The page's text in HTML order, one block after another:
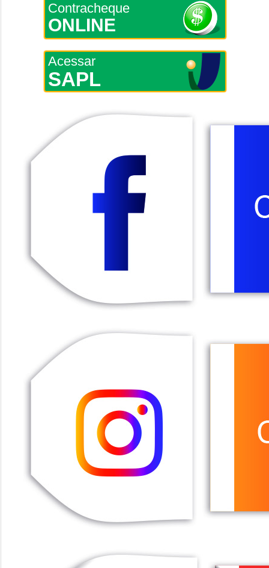
Contracheque
ONLINE
Acessar
SAPL